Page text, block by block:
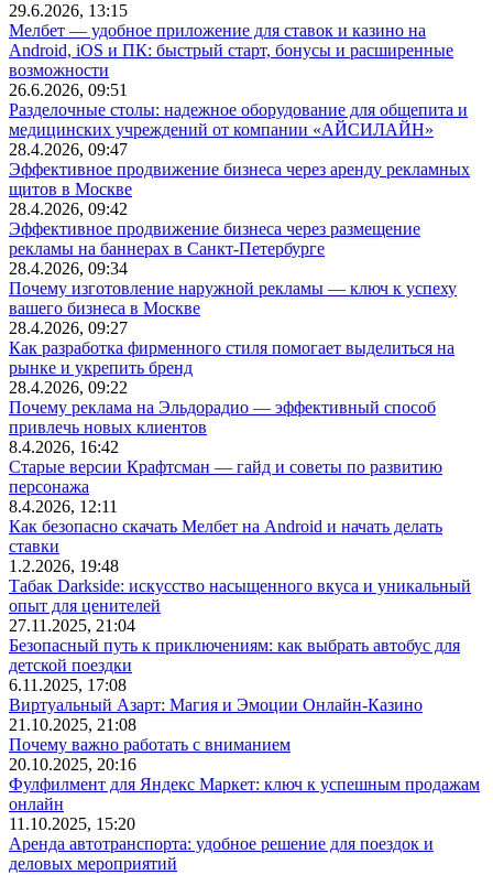
29.6.2026, 13:15
Мелбет — удобное приложение для ставок и казино на
Android, iOS и ПК: быстрый старт, бонусы и расширенные
возможности
26.6.2026, 09:51
Разделочные столы: надежное оборудование для общепита и
медицинских учреждений от компании «АЙСИЛАЙН»
28.4.2026, 09:47
Эффективное продвижение бизнеса через аренду рекламных
щитов в Москве
28.4.2026, 09:42
Эффективное продвижение бизнеса через размещение
рекламы на баннерах в Санкт-Петербурге
28.4.2026, 09:34
Почему изготовление наружной рекламы — ключ к успеху
вашего бизнеса в Москве
28.4.2026, 09:27
Как разработка фирменного стиля помогает выделиться на
рынке и укрепить бренд
28.4.2026, 09:22
Почему реклама на Эльдорадио — эффективный способ
привлечь новых клиентов
8.4.2026, 16:42
Старые версии Крафтсман — гайд и советы по развитию
персонажа
8.4.2026, 12:11
Как безопасно скачать Мелбет на Android и начать делать
ставки
1.2.2026, 19:48
Табак Darkside: искусство насыщенного вкуса и уникальный
опыт для ценителей
27.11.2025, 21:04
Безопасный путь к приключениям: как выбрать автобус для
детской поездки
6.11.2025, 17:08
Виртуальный Азарт: Магия и Эмоции Онлайн-Казино
21.10.2025, 21:08
Почему важно работать с вниманием
20.10.2025, 20:16
Фулфилмент для Яндекс Маркет: ключ к успешным продажам
онлайн
11.10.2025, 15:20
Аренда автотранспорта: удобное решение для поездок и
деловых мероприятий